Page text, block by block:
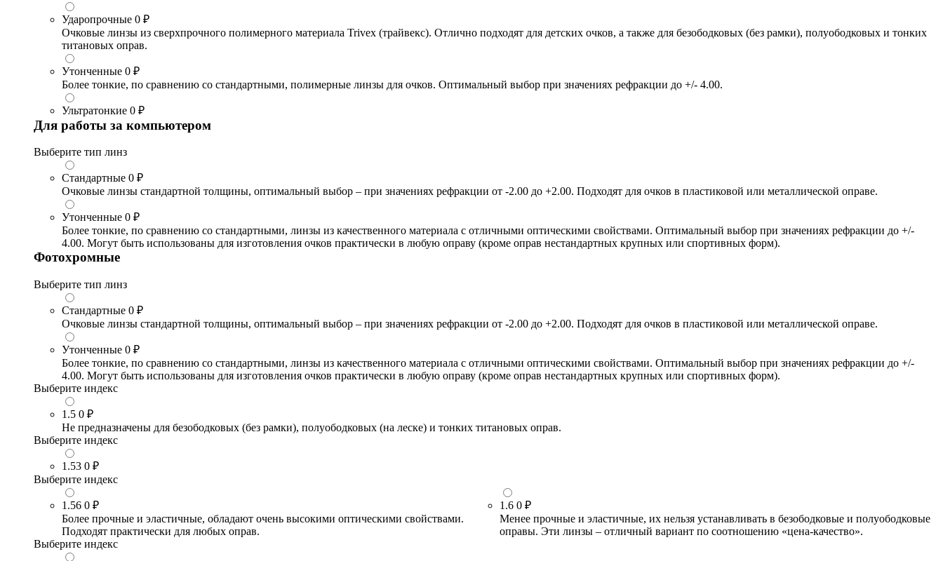
Ударопрочные 0 ₽
Очковые линзы из сверхпрочного полимерного материала Trivex (трайвекс). Отлично подходят для детских очков, а также для безободковых (без рамки), полуободковых и тонких
титановых оправ.
Утонченные 0 ₽
Более тонкие, по сравнению со стандартными, полимерные линзы для очков. Оптимальный выбор при значениях рефракции до +/- 4.00.
Ультратонкие 0 ₽
Для работы за компьютером
Выберите тип линз
Стандартные 0 ₽
Очковые линзы стандартной толщины, оптимальный выбор – при значениях рефракции от -2.00 до +2.00. Подходят для очков в пластиковой или металлической оправе.
Утонченные 0 ₽
Более тонкие, по сравнению со стандартными, линзы из качественного материала с отличными оптическими свойствами. Оптимальный выбор при значениях рефракции до +/-
4.00. Могут быть использованы для изготовления очков практически в любую оправу (кроме оправ нестандартных крупных или спортивных форм).
Фотохромные
Выберите тип линз
Стандартные 0 ₽
Очковые линзы стандартной толщины, оптимальный выбор – при значениях рефракции от -2.00 до +2.00. Подходят для очков в пластиковой или металлической оправе.
Утонченные 0 ₽
Более тонкие, по сравнению со стандартными, линзы из качественного материала с отличными оптическими свойствами. Оптимальный выбор при значениях рефракции до +/-
4.00. Могут быть использованы для изготовления очков практически в любую оправу (кроме оправ нестандартных крупных или спортивных форм).
Выберите индекс
1.5 0 ₽
Не предназначены для безободковых (без рамки), полуободковых (на леске) и тонких титановых оправ.
Выберите индекс
1.53 0 ₽
Выберите индекс
1.56 0 ₽
Более прочные и эластичные, обладают очень высокими оптическими свойствами.
Подходят практически для любых оправ.
1.6 0 ₽
Менее прочные и эластичные, их нельзя устанавливать в безободковые и полуободковые
оправы. Эти линзы – отличный вариант по соотношению «цена-качество».
Выберите индекс